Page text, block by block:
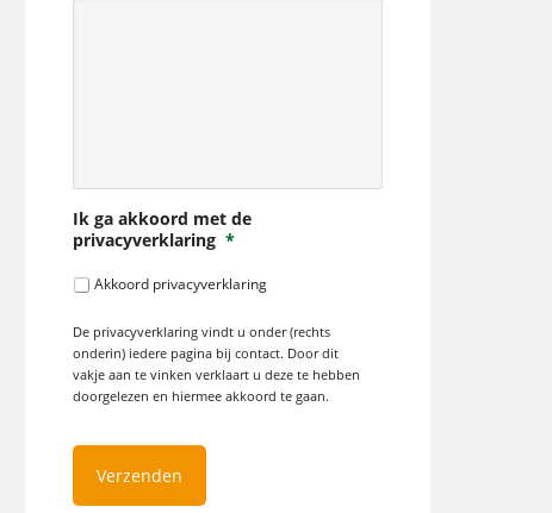
Ik ga akkoord met de
privacyverklaring *
Akkoord privacyverklaring
De privacyverklaring vindt u onder (rechts
onderin) iedere pagina bij contact. Door dit
vakje aan te vinken verklaart u deze te hebben
doorgelezen en hiermee akkoord te gaan.